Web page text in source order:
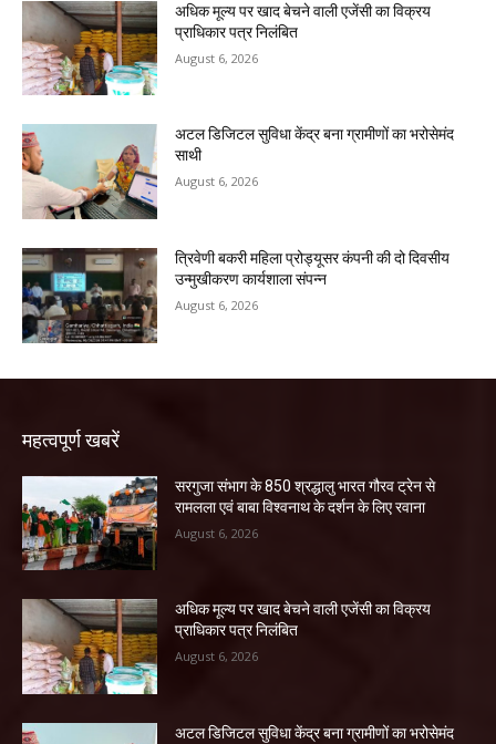
अधिक मूल्य पर खाद बेचने वाली एजेंसी का विक्रय
प्राधिकार पत्र निलंबित
August 6, 2026
अटल डिजिटल सुविधा केंद्र बना ग्रामीणों का भरोसेमंद
साथी
August 6, 2026
त्रिवेणी बकरी महिला प्रोड्यूसर कंपनी की दो दिवसीय
उन्मुखीकरण कार्यशाला संपन्न
August 6, 2026
महत्वपूर्ण खबरें
सरगुजा संभाग के 850 श्रद्धालु भारत गौरव ट्रेन से
रामलला एवं बाबा विश्वनाथ के दर्शन के लिए रवाना
August 6, 2026
अधिक मूल्य पर खाद बेचने वाली एजेंसी का विक्रय
प्राधिकार पत्र निलंबित
August 6, 2026
अटल डिजिटल सुविधा केंद्र बना ग्रामीणों का भरोसेमंद